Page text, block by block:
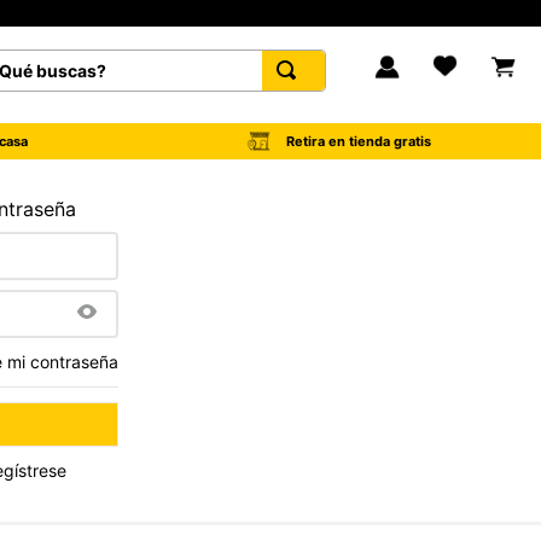
buscas?
Retira en tienda gratis
mi contraseña